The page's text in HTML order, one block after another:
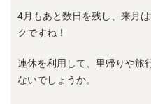
4月もあと数日を残し、来月
クですね！
連休を利用して、里帰りや旅
ないでしょうか。